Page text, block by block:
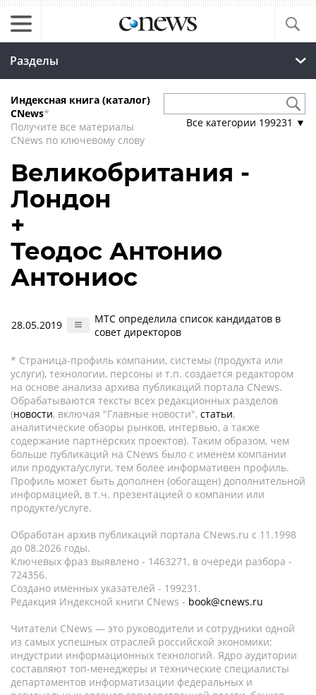
Разделы
Индексная книга (каталог)
CNews*
Получите все материалы
CNews по ключевому слову
Все категории 199231 ▼
Великобритания -
Лондон
+
Теодос Антонио
Антониос
28.05.2019
МТС определила список кандидатов в
совет директоров
* Страница-профиль компании, системы (продукта или
услуги), технологии, персоны и т.п. создается редактором
на основе анализа архива публикаций портала CNews.
Обрабатываются тексты всех редакционных разделов
(новости, включая "Главные новости", статьи,
аналитические обзоры рынков, интервью, а также
содержание партнёрских проектов). Таким образом, чем
больше публикаций на CNews было с именем компании
или продукта/услуги, тем более информативен профиль.
Профиль может быть дополнен (обогащен) дополнительной
информацией, в т.ч. презентацией о компании или
продукте/услуге.
Обработан архив публикаций портала CNews.ru c 11.1998
до 08.2026 годы.
Ключевых фраз выявлено - 1463271, в очереди разбора -
724356.
Создано именных указателей - 199231.
Редакция Индексной книги CNews - book@cnews.ru
Читатели CNews — это руководители и сотрудники одной
из самых успешных отраслей российской экономики:
индустрии информационных технологий. Ядро аудитории
составляют топ-менеджеры и технические специалисты
департаментов информатизации федеральных и